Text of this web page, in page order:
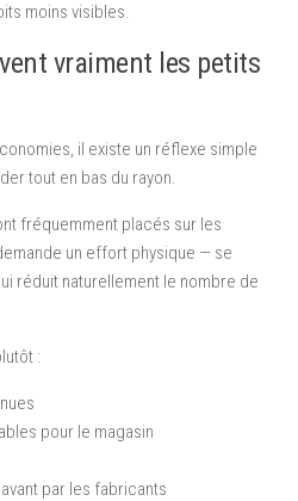
moins visibles.
vraiment les petits
il existe un réflexe simple
tout en bas du rayon.
fréquemment placés sur les
un effort physique — se
réduit naturellement le nombre de
:
pour le magasin
par les fabricants